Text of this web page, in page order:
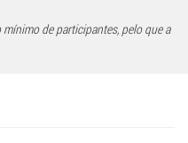
de participantes, pelo que a